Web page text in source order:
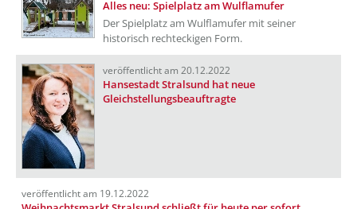
Alles neu: Spielplatz am Wulflamufer
Der Spielplatz am Wulflamufer mit seiner
historisch rechteckigen Form.
veröffentlicht am 20.12.2022
Hansestadt Stralsund hat neue
Gleichstellungsbeauftragte
veröffentlicht am 19.12.2022